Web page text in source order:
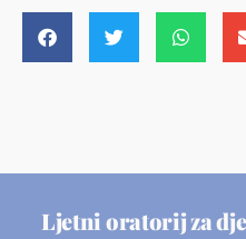
Ljetni oratorij za